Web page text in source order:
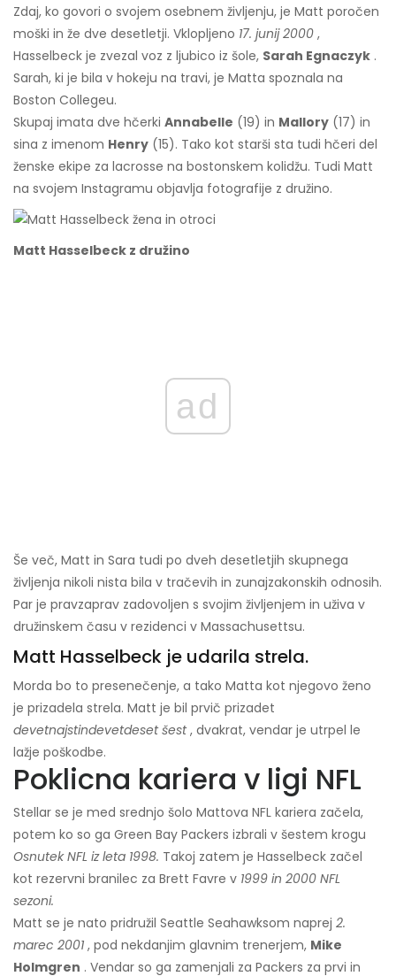
Zdaj, ko govori o svojem osebnem življenju, je Matt poročen
moški in že dve desetletji. Vklopljeno 17. junij 2000 ,
Hasselbeck je zvezal voz z ljubico iz šole, Sarah Egnaczyk .
Sarah, ki je bila v hokeju na travi, je Matta spoznala na
Boston Collegeu.
Skupaj imata dve hčerki Annabelle (19) in Mallory (17) in
sina z imenom Henry (15). Tako kot starši sta tudi hčeri del
ženske ekipe za lacrosse na bostonskem kolidžu. Tudi Matt
na svojem Instagramu objavlja fotografije z družino.
Matt Hasselbeck z družino
ad
Še več, Matt in Sara tudi po dveh desetletjih skupnega
življenja nikoli nista bila v tračevih in zunajzakonskih odnosih.
Par je pravzaprav zadovoljen s svojim življenjem in uživa v
družinskem času v rezidenci v Massachusettsu.
Matt Hasselbeck je udarila strela.
Morda bo to presenečenje, a tako Matta kot njegovo ženo
je prizadela strela. Matt je bil prvič prizadet
devetnajstindevetdeset šest, dvakrat, vendar je utrpel le
lažje poškodbe.
Poklicna kariera v ligi NFL
Stellar se je med srednjo šolo Mattova NFL kariera začela,
potem ko so ga Green Bay Packers izbrali v šestem krogu
Osnutek NFL iz leta 1998. Takoj zatem je Hasselbeck začel
kot rezervni branilec za Brett Favre v 1999 in 2000 NFL
sezoni.
Matt se je nato pridružil Seattle Seahawksom naprej 2.
marec 2001 , pod nekdanjim glavnim trenerjem, Mike
Holmgren . Vendar so ga zamenjali za Packers za prvi in ​​